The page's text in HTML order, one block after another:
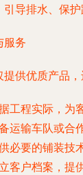
导排水、保
服务
供优质产品
据工程实际，为
备运输车队或合
必要的铺装技
客户档案，提